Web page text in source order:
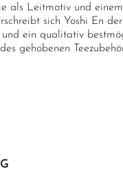
als Leitmotiv und
sich Yoshi En
und ein qualitativ
gehobenen